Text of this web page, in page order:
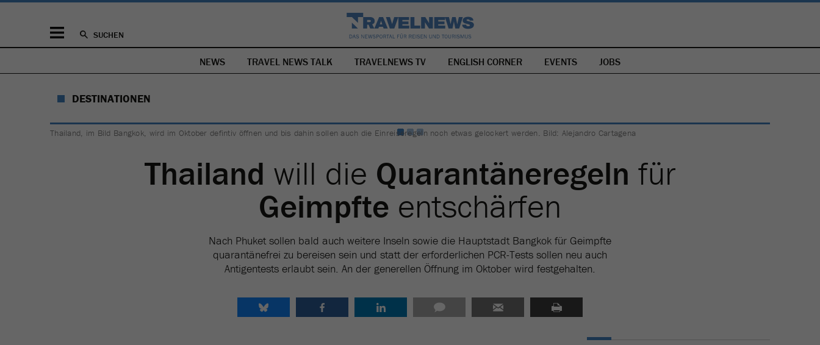
SUCHEN
NAVIGATION
ÜBERSPRINGEN
NEWS TRAVEL NEWS TALK TRAVELNEWS TV ENGLISH CORNER EVENTS JOBS
DESTINATIONEN
Thailand, im Bild Bangkok, wird im Oktober defintiv öffnen und bis dahin sollen auch die Einreiseregeln noch etwas gelockert werden. Bild: Alejandro Cartagena
Thailand will die Quarantäneregeln für
Geimpfte entschärfen
Nach Phuket sollen bald auch weitere Inseln sowie die Hauptstadt Bangkok für Geimpfte
quarantänefrei zu bereisen sein und statt der erforderlichen PCR-Tests sollen neu auch
Antigentests erlaubt sein. An der generellen Öffnung im Oktober wird festgehalten.